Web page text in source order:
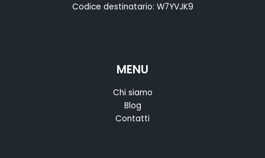
Codice destinatario: W7YVJK9
MENU
Chi siamo
Blog
Contatti